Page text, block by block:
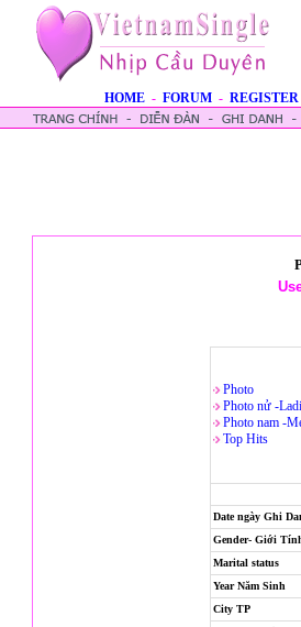
HOME - FORUM - REGISTER
Photo
Photo nử -
Photo nam -
Top Hits
Date ngày Ghi
Gender- Giới
Marital status
Year Năm Sinh
City TP